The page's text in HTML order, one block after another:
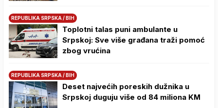
REPUBLIKA SRPSKA / BIH
Toplotni talas puni ambulante u
Srpskoj: Sve više građana traži pomoć
zbog vrućina
REPUBLIKA SRPSKA / BIH
Deset najvećih poreskih dužnika u
Srpskoj duguju više od 84 miliona KM